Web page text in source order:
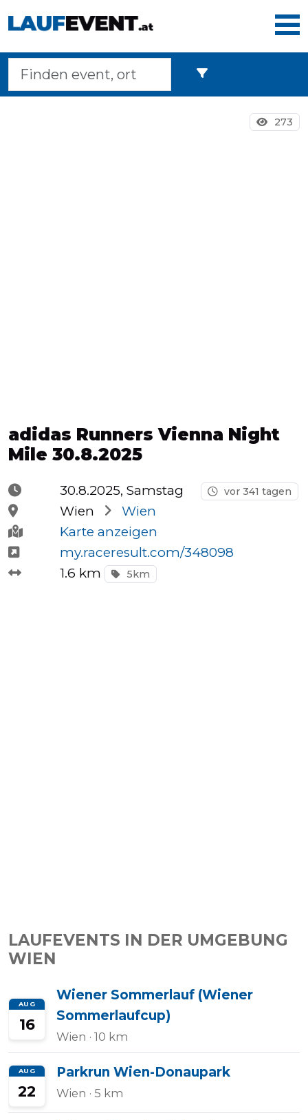
Home
Wien
Virtuelle
Läufe
adidas Runners Vienna Night
Mile 30.8.2025
273
30.8.2025, Samstag vor 341 tagen
Wien
Wien
Karte anzeigen
my.raceresult.com/348098
1.6 km
5km
LAUFEVENTS IN DER UMGEBUNG
WIEN
AUG
16
Wiener Sommerlauf (Wiener
Sommerlaufcup)
Wien · 10 km
AUG
22
Parkrun Wien-Donaupark
Wien · 5 km